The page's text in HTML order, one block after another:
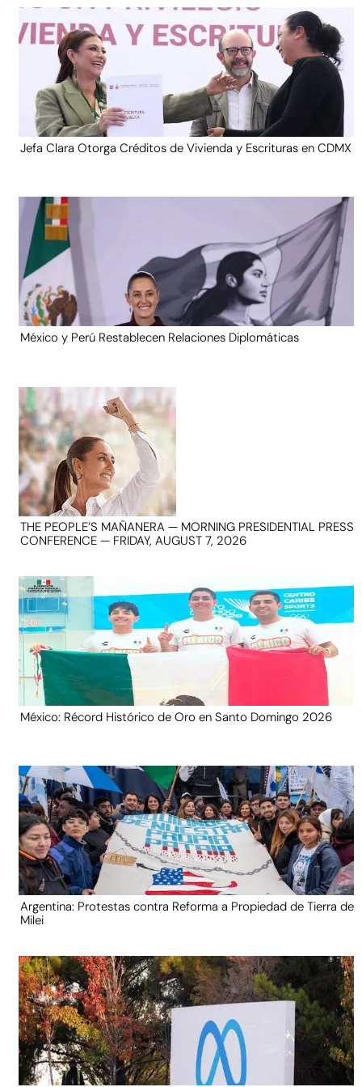
Jefa Clara Otorga Créditos de Vivienda y Escrituras en CDMX
México y Perú Restablecen Relaciones Diplomáticas
THE PEOPLE’S MAÑANERA — MORNING PRESIDENTIAL PRESS
CONFERENCE — FRIDAY, AUGUST 7, 2026
México: Récord Histórico de Oro en Santo Domingo 2026
Argentina: Protestas contra Reforma a Propiedad de Tierra de
Milei